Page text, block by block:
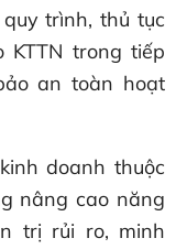
trình, thủ tục
trong tiếp
an toàn hoạt
doanh thuộc
nâng cao năng
trị rủi ro, minh